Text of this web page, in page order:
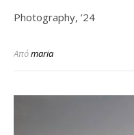
Photography, ’24
Απόmaria